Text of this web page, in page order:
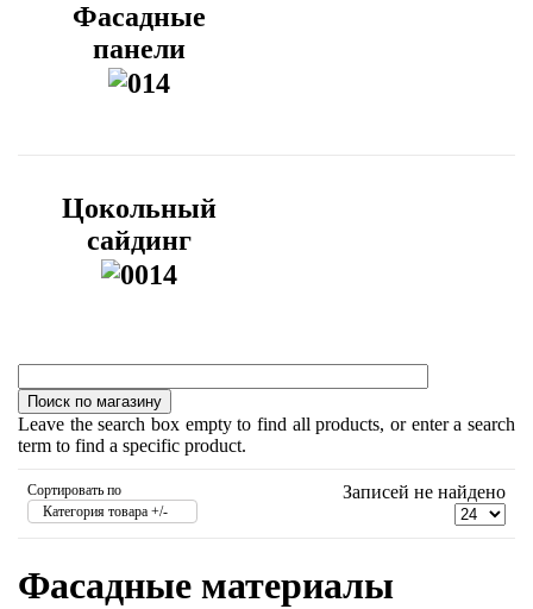
Фасадные
панели
Цокольный
сайдинг
Leave the search box empty to find all products, or enter a search
term to find a specific product.
Сортировать по
Категория товара +/-
Записей не найдено
Фасадные материалы